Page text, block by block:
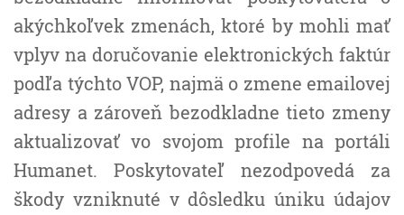
akýchkoľvek zmenách, ktoré by mohli mať
vplyv na doručovanie elektronických faktúr
podľa týchto VOP, najmä o zmene emailovej
adresy a zároveň bezodkladne tieto zmeny
aktualizovať vo svojom profile na portáli
Humanet. Poskytovateľ nezodpovedá za
škody vzniknuté v dôsledku úniku údajov